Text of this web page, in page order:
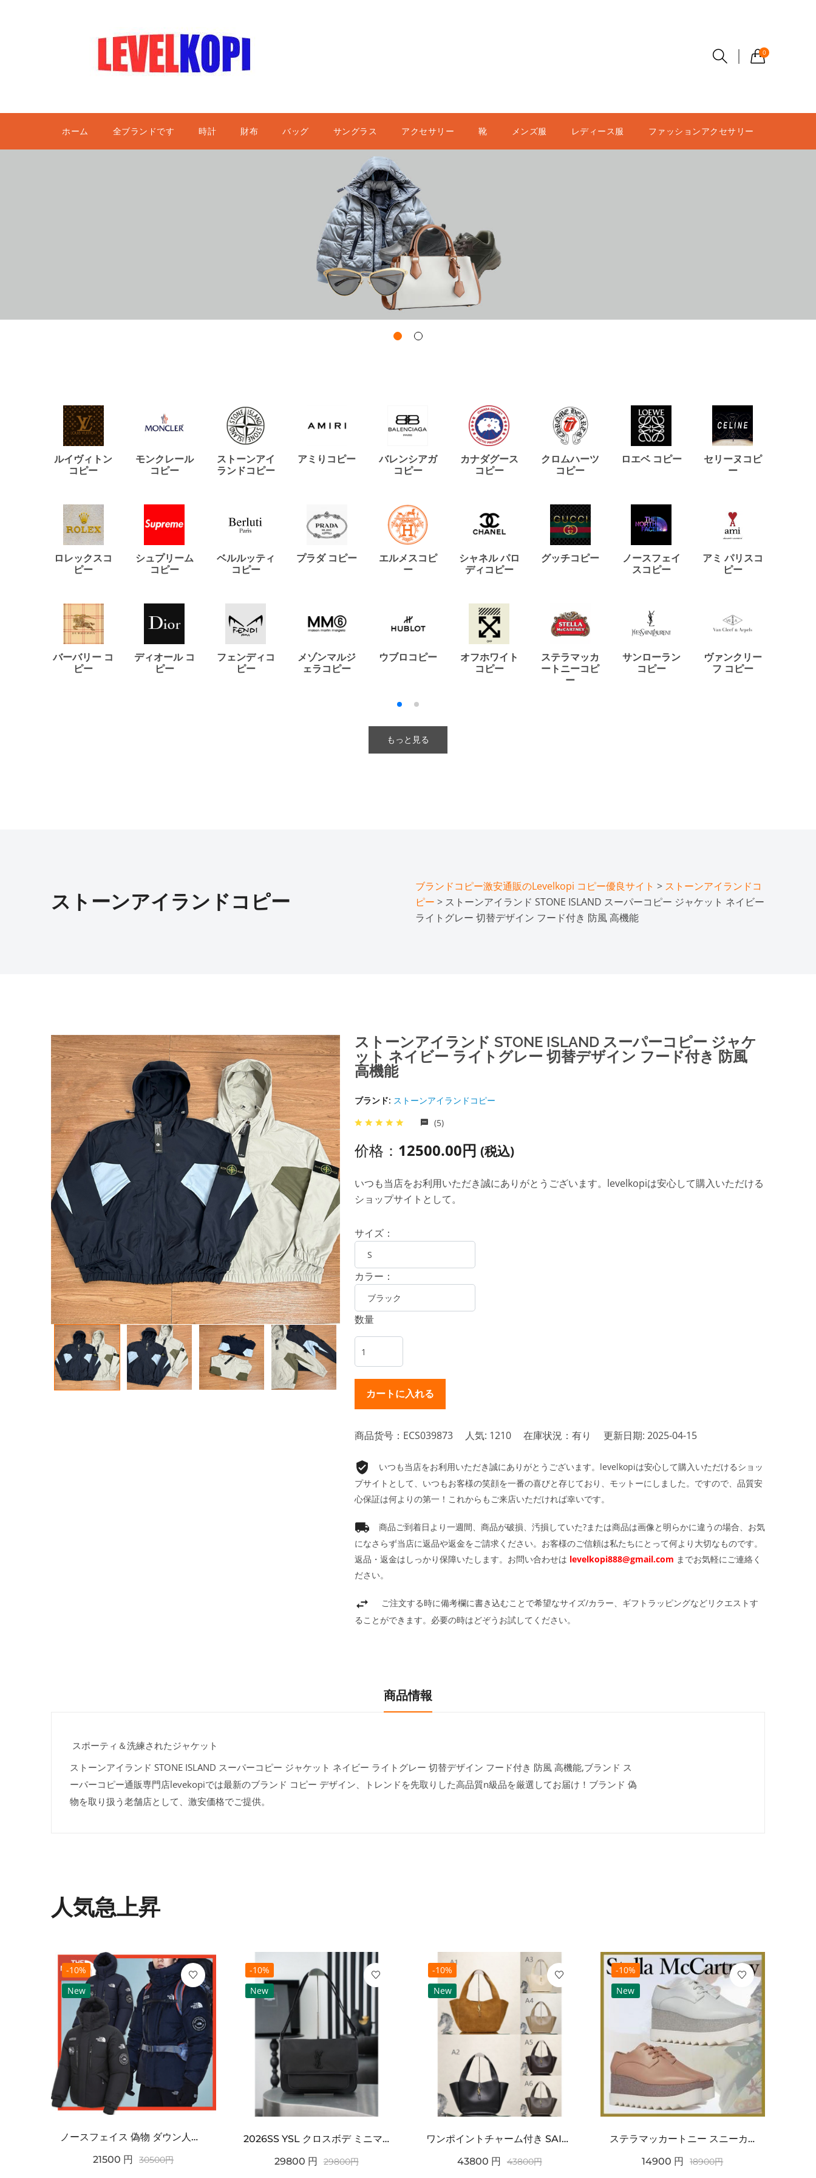
0
ホーム 全ブランドです 時計 財布 バッグ サングラス アクセサリー 靴 メンズ服 レディース服 ファッションアクセサリー
ルイヴィトン
コピー
モンクレール
コピー
ストーンアイ
ランドコピー
アミりコピー
バレンシアガ
コピー
カナダグース
コピー
クロムハーツ
コピー
ロエベ コピー
セリーヌコピ
ー
ロレックスコ
ピー
シュプリーム
コピー
ベルルッティ
コピー
プラダ コピー
エルメスコピ
ー
シャネル パロ
ディコピー
グッチコピー
ノースフェイ
スコピー
アミ パリスコ
ピー
バーバリー コ
ピー
ディオール コ
ピー
フェンディコ
ピー
メゾンマルジ
ェラコピー
ウブロコピー
オフホワイト
コピー
ステラマッカ
ートニーコピ
ー
サンローラン
コピー
ヴァンクリー
フ コピー
もっと見る
ストーンアイランドコピー
ブランドコピー激安通販のLevelkopi コピー優良サイト > ストーンアイランドコ
ピー > ストーンアイランド STONE ISLAND スーパーコピー ジャケット ネイビー
ライトグレー 切替デザイン フード付き 防風 高機能
ストーンアイランド STONE ISLAND スーパーコピー ジャケ
ット ネイビー ライトグレー 切替デザイン フード付き 防風
高機能
ブランド: ストーンアイランドコピー
(5)
价格： 12500.00円 (税込)
いつも当店をお利用いただき誠にありがとうございます。levelkopiは安心して購入いただける
ショップサイトとして。
サイズ：
カラー：
数量
商品货号：ECS039873 人気: 1210 在庫状況：有り 更新日期: 2025-04-15
いつも当店をお利用いただき誠にありがとうございます。levelkopiは安心して購入いただけるショッ
プサイトとして、いつもお客様の笑顔を一番の喜びと存じており、モットーにしました。ですので、品質安
心保証は何よりの第一！これからもご来店いただければ幸いです。
商品ご到着日より一週間、商品が破損、汚損していた?または商品は画像と明らかに違うの場合、お気
になさらず当店に返品や返金をご請求ください。お客様のご信頼は私たちにとって何より大切なものです。
返品・返金はしっかり保障いたします。お問い合わせは levelkopi888@gmail.com までお気軽にご連絡く
ださい。
ご注文する時に備考欄に書き込むことで希望なサイズ/カラー、ギフトラッピングなどリクエストす
ることができます。必要の時はどぞうお試してください。
商品情報
スポーティ＆洗練されたジャケット
ストーンアイランド STONE ISLAND スーパーコピー ジャケット ネイビー ライトグレー 切替デザイン フード付き 防風 高機能,ブランド ス
ーパーコピー通販専門店levekopiでは最新のブランド コピー デザイン、トレンドを先取りした高品質n級品を厳選してお届け！ブランド 偽
物を取り扱う老舗店として、激安価格でご提供。
人気急上昇
-10%
New
ノースフェイス 偽物 ダウン人気【THE NORTH FACE】M'S 7 SUMMIT HIM...
21500 円 30500円
-10%
New
2026SS YSL クロスボデ ミニマルフラップショルダー SAINT LAURENT サンロ...
29800 円 29800円
-10%
New
ワンポイントチャーム付き SAINT LAURENT サンローラン コピー バッグ シンプルラグ...
43800 円 43800円
-10%
New
ステラマッカートニー スニーカー 偽物エリスグリッタープラットフォーム810038KP02717...
14900 円 18900円